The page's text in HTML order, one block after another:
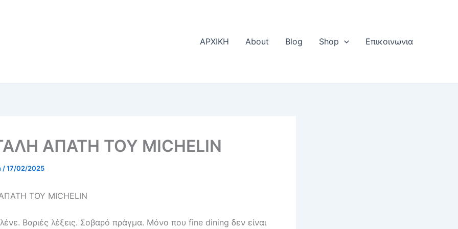
ΑΡΧΙΚΗ
About Blog Shop Επικοινωνια
ΑΠΑΤΗ ΤΟΥ MICHELIN
/17/02/2025
ΤΟΥ MICHELIN
Βαριές λέξεις. Σοβαρό πράγμα. Μόνο που fine dining δεν είναι